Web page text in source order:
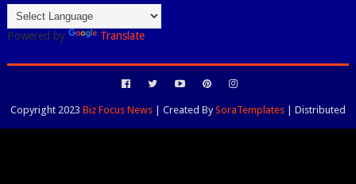
Powered by Translate
Copyright 2023 Biz Focus News| Created BySoraTemplates| Distributed